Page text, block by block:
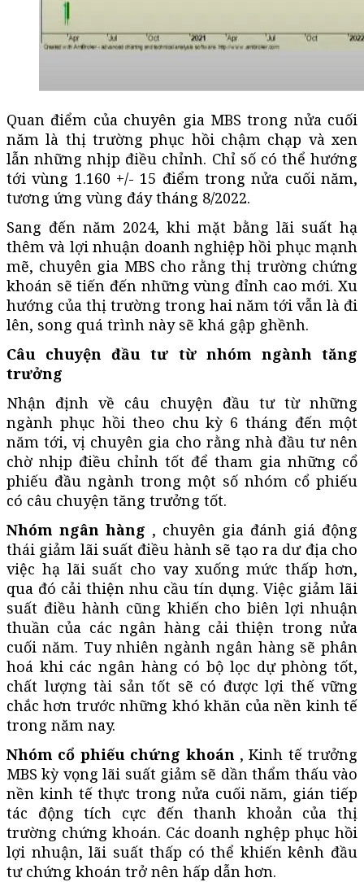
Quan điểm của chuyên gia MBS trong nửa cuối
năm là thị trường phục hồi chậm chạp và xen
lẫn những nhịp điều chỉnh. Chỉ số có thể hướng
tới vùng 1.160 +/- 15 điểm trong nửa cuối năm,
tương ứng vùng đáy tháng 8/2022.
Sang đến năm 2024, khi mặt bằng lãi suất hạ
thêm và lợi nhuận doanh nghiệp hồi phục mạnh
mẽ, chuyên gia MBS cho rằng thị trường chứng
khoán sẽ tiến đến những vùng đỉnh cao mới. Xu
hướng của thị trường trong hai năm tới vẫn là đi
lên, song quá trình này sẽ khá gập ghềnh.
Câu chuyện đầu tư từ nhóm ngành tăng
trưởng
Nhận định về câu chuyện đầu tư từ những
ngành phục hồi theo chu kỳ 6 tháng đến một
năm tới, vị chuyên gia cho rằng nhà đầu tư nên
chờ nhịp điều chỉnh tốt để tham gia những cổ
phiếu đầu ngành trong một số nhóm cổ phiếu
có câu chuyện tăng trưởng tốt.
Nhóm ngân hàng , chuyên gia đánh giá động
thái giảm lãi suất điều hành sẽ tạo ra dư địa cho
việc hạ lãi suất cho vay xuống mức thấp hơn,
qua đó cải thiện nhu cầu tín dụng. Việc giảm lãi
suất điều hành cũng khiến cho biên lợi nhuận
thuần của các ngân hàng cải thiện trong nửa
cuối năm. Tuy nhiên ngành ngân hàng sẽ phân
hoá khi các ngân hàng có bộ lọc dự phòng tốt,
chất lượng tài sản tốt sẽ có được lợi thế vững
chắc hơn trước những khó khăn của nền kinh tế
trong năm nay.
Nhóm cổ phiếu chứng khoán , Kinh tế trưởng
MBS kỳ vọng lãi suất giảm sẽ dần thẩm thấu vào
nền kinh tế thực trong nửa cuối năm, gián tiếp
tác động tích cực đến thanh khoản của thị
trường chứng khoán. Các doanh nghệp phục hồi
lợi nhuận, lãi suất thấp có thể khiến kênh đầu
tư chứng khoán trở nên hấp dẫn hơn.